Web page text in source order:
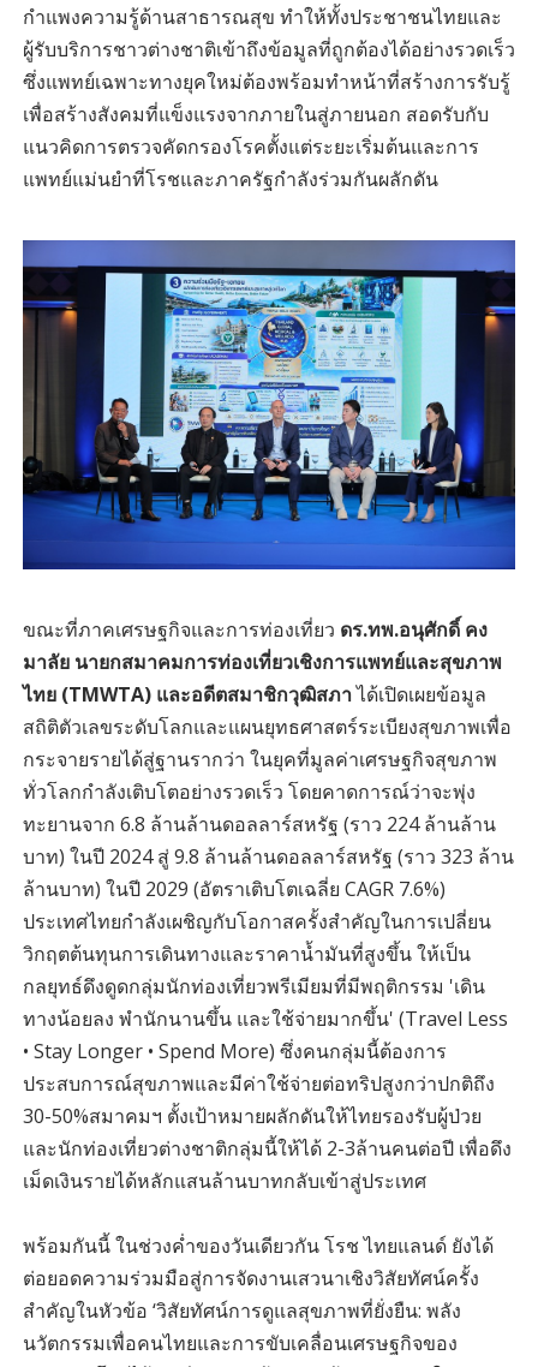
กำแพงความรู้ด้านสาธารณสุข ทำให้ทั้งประชาชนไทยและ
ผู้รับบริการชาวต่างชาติเข้าถึงข้อมูลที่ถูกต้องได้อย่างรวดเร็ว
ซึ่งแพทย์เฉพาะทางยุคใหม่ต้องพร้อมทำหน้าที่สร้างการรับรู้
เพื่อสร้างสังคมที่แข็งแรงจากภายในสู่ภายนอก สอดรับกับ
แนวคิดการตรวจคัดกรองโรคตั้งแต่ระยะเริ่มต้นและการ
แพทย์แม่นยำที่โรชและภาครัฐกำลังร่วมกันผลักดัน
ขณะที่ภาคเศรษฐกิจและการท่องเที่ยว ดร.ทพ.อนุศักดิ์ คง
มาลัย นายกสมาคมการท่องเที่ยวเชิงการแพทย์และสุขภาพ
ไทย (TMWTA) และอดีตสมาชิกวุฒิสภาได้เปิดเผยข้อมูล
สถิติตัวเลขระดับโลกและแผนยุทธศาสตร์ระเบียงสุขภาพเพื่อ
กระจายรายได้สู่ฐานรากว่า ในยุคที่มูลค่าเศรษฐกิจสุขภาพ
ทั่วโลกกำลังเติบโตอย่างรวดเร็ว โดยคาดการณ์ว่าจะพุ่ง
ทะยานจาก 6.8 ล้านล้านดอลลาร์สหรัฐ (ราว 224 ล้านล้าน
บาท) ในปี 2024 สู่ 9.8 ล้านล้านดอลลาร์สหรัฐ (ราว 323 ล้าน
ล้านบาท) ในปี 2029 (อัตราเติบโตเฉลี่ย CAGR 7.6%)
ประเทศไทยกำลังเผชิญกับโอกาสครั้งสำคัญในการเปลี่ยน
วิกฤตต้นทุนการเดินทางและราคาน้ำมันที่สูงขึ้น ให้เป็น
กลยุทธ์ดึงดูดกลุ่มนักท่องเที่ยวพรีเมียมที่มีพฤติกรรม 'เดิน
ทางน้อยลง พำนักนานขึ้น และใช้จ่ายมากขึ้น' (Travel Less
• Stay Longer • Spend More) ซึ่งคนกลุ่มนี้ต้องการ
ประสบการณ์สุขภาพและมีค่าใช้จ่ายต่อทริปสูงกว่าปกติถึง
30-50%สมาคมฯ ตั้งเป้าหมายผลักดันให้ไทยรองรับผู้ป่วย
และนักท่องเที่ยวต่างชาติกลุ่มนี้ให้ได้ 2-3ล้านคนต่อปี เพื่อดึง
เม็ดเงินรายได้หลักแสนล้านบาทกลับเข้าสู่ประเทศ
พร้อมกันนี้ ในช่วงค่ำของวันเดียวกัน โรช ไทยแลนด์ ยังได้
ต่อยอดความร่วมมือสู่การจัดงานเสวนาเชิงวิสัยทัศน์ครั้ง
สำคัญในหัวข้อ ‘วิสัยทัศน์การดูแลสุขภาพที่ยั่งยืน: พลัง
นวัตกรรมเพื่อคนไทยและการขับเคลื่อนเศรษฐกิจของ